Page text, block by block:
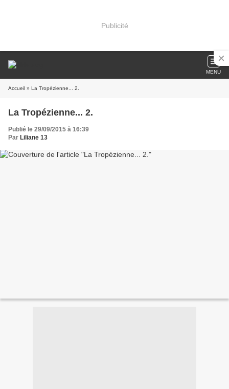
Publicité
MENU
Accueil » La Tropézienne... 2.
La Tropézienne... 2.
Publié le 29/09/2015 à 16:39
Par Liliane 13